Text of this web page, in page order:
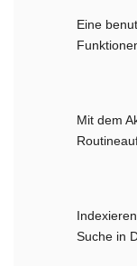
Eine
Mit dem
Suche in